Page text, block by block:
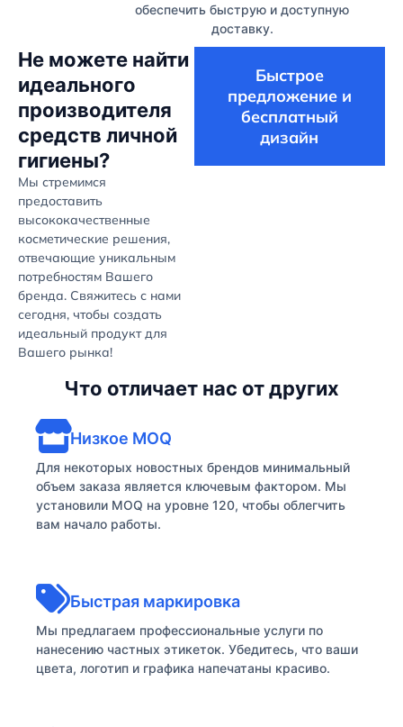
обеспечить быструю и доступную
доставку.
Не можете найти
идеального
производителя
средств личной
гигиены?
Мы стремимся
предоставить
высококачественные
косметические решения,
отвечающие уникальным
потребностям Вашего
бренда. Свяжитесь с нами
сегодня, чтобы создать
идеальный продукт для
Вашего рынка!
Быстрое
предложение и
бесплатный
дизайн
Что отличает нас от других
Низкое MOQ
Для некоторых новостных брендов минимальный
объем заказа является ключевым фактором. Мы
установили MOQ на уровне 120, чтобы облегчить
вам начало работы.
Быстрая маркировка
Мы предлагаем профессиональные услуги по
нанесению частных этикеток. Убедитесь, что ваши
цвета, логотип и графика напечатаны красиво.